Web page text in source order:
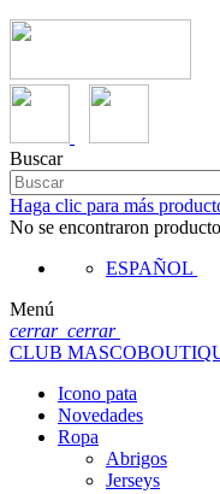
Buscar
Haga clic para más
No se encontraron
ESPAÑOL
Menú
cerrar cerrar
CLUB
Icono pata
Novedades
Ropa
Abrigos
Jerseys